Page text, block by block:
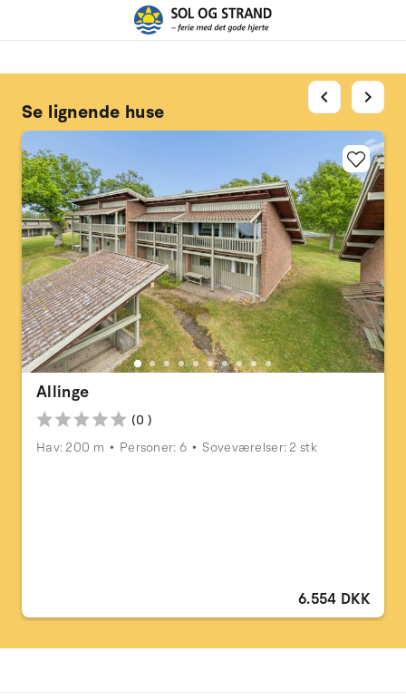
Se lignende huse
Allinge
(0 )
Hav: 200 m
Personer: 6 Soveværelser: 2 stk
6.554 DKK
chevron_left chevron_right